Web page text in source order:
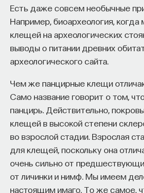
Есть даже совсем необычные
Например, биоархеология, когда
клещей на археологических
выводы о питании древних
археологического сайта.
Чем же панцирные клещи
Само название говорит о том,
панцирь. Действительно,
клещей в высокой степени
во взрослой стадии. Взрослая
для клещей, поскольку она
очень сильно от
от личинки и нимф. Мы имеем
настоящим имаго. То же самое,